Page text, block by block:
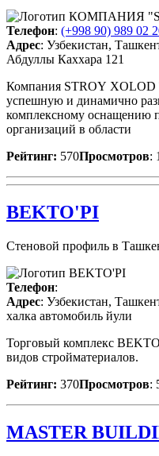
Телефон: (+998 90) 989 02
Адрес: Узбекистан,
Абдуллы Каххара 121
Компания STROY XOLOD
успешную и динамично
комплексному оснащению
организаций в области
Рейтинг: 570Просмотров:
BEKTO'PI
Стеновой профиль в
Телефон:
Адрес: Узбекистан,
халка автомобиль йули
Торговый комплекс
видов стройматериалов.
Рейтинг: 370Просмотров:
MASTER